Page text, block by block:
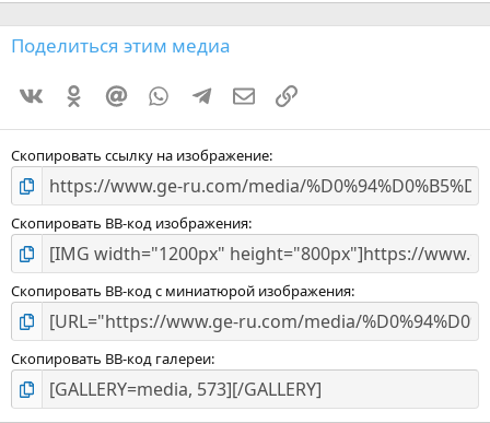
Поделиться этим медиа
VkontakteOdnoklassniki
Mail.ruWhatsAppTelegramЭлектронная почта
Ссылка
Скопировать ссылку на изображение
Скопировать BB-код изображения
Скопировать BB-код с миниатюрой изображения
Скопировать BB-код галереи